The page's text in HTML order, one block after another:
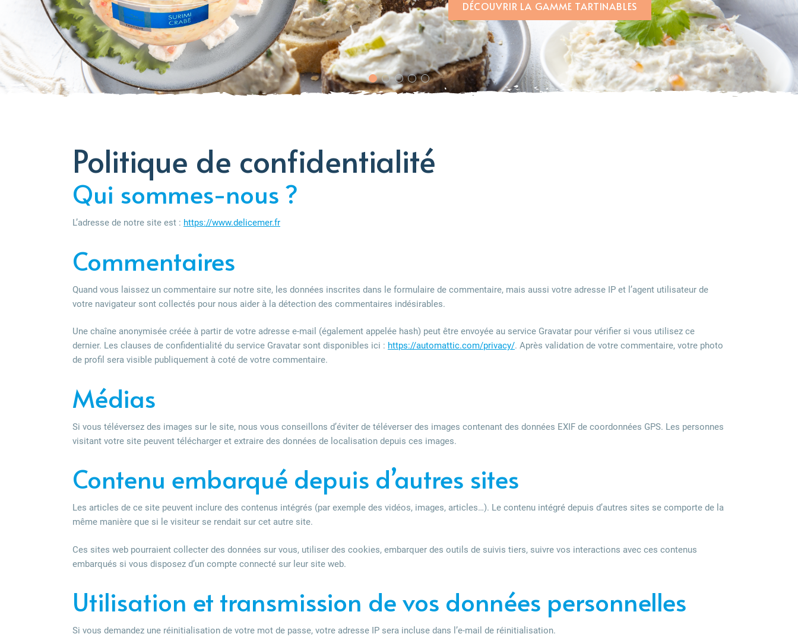
DÉCOUVRIR LA GAMME TARTINABLES
Politique de confidentialité
Qui sommes-nous ?
L’adresse de notre site est : https://www.delicemer.fr
Commentaires
Quand vous laissez un commentaire sur notre site, les données inscrites dans le formulaire de commentaire, mais aussi votre adresse IP et l’agent utilisateur de
votre navigateur sont collectés pour nous aider à la détection des commentaires indésirables.
Une chaîne anonymisée créée à partir de votre adresse e-mail (également appelée hash) peut être envoyée au service Gravatar pour vérifier si vous utilisez ce
dernier. Les clauses de confidentialité du service Gravatar sont disponibles ici : https://automattic.com/privacy/. Après validation de votre commentaire, votre photo
de profil sera visible publiquement à coté de votre commentaire.
Médias
Si vous téléversez des images sur le site, nous vous conseillons d’éviter de téléverser des images contenant des données EXIF de coordonnées GPS. Les personnes
visitant votre site peuvent télécharger et extraire des données de localisation depuis ces images.
Contenu embarqué depuis d’autres sites
Les articles de ce site peuvent inclure des contenus intégrés (par exemple des vidéos, images, articles…). Le contenu intégré depuis d’autres sites se comporte de la
même manière que si le visiteur se rendait sur cet autre site.
Ces sites web pourraient collecter des données sur vous, utiliser des cookies, embarquer des outils de suivis tiers, suivre vos interactions avec ces contenus
embarqués si vous disposez d’un compte connecté sur leur site web.
Utilisation et transmission de vos données personnelles
Si vous demandez une réinitialisation de votre mot de passe, votre adresse IP sera incluse dans l’e-mail de réinitialisation.